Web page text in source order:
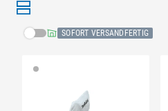
SOFORT VERSANDFERTIG